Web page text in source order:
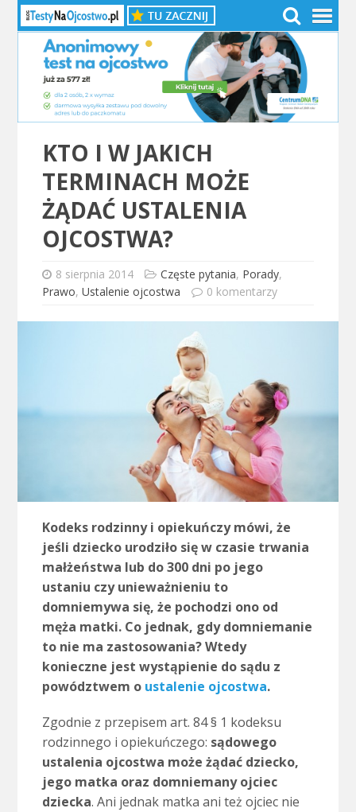
KTO I W JAKICH
TERMINACH MOŻE
ŻĄDAĆ USTALENIA
OJCOSTWA?
8 sierpnia 2014 Częste pytania, Porady,
Prawo, Ustalenie ojcostwa 0 komentarzy
Kodeks rodzinny i opiekuńczy mówi, że
jeśli dziecko urodziło się w czasie trwania
małżeństwa lub do 300 dni po jego
ustaniu czy unieważnieniu to
domniemywa się, że pochodzi ono od
męża matki. Co jednak, gdy domniemanie
to nie ma zastosowania? Wtedy
konieczne jest wystąpienie do sądu z
powództwem o ustalenie ojcostwa.
Zgodnie z przepisem art. 84 § 1 kodeksu
rodzinnego i opiekuńczego: sądowego
ustalenia ojcostwa może żądać dziecko,
jego matka oraz domniemany ojciec
dziecka. Ani jednak matka ani też ojciec nie